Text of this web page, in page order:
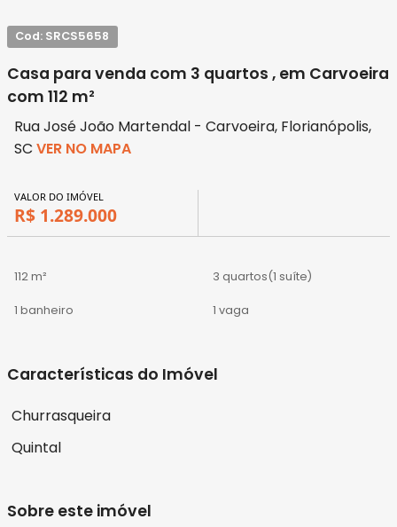
Cod: SRCS5658
Casa para venda com 3 quartos , em Carvoeira
com 112 m²
Rua José João Martendal - Carvoeira, Florianópolis,
SC VER NO MAPA
VALOR DO IMÓVEL
R$ 1.289.000
112 m² 3 quartos(1 suíte)
1 banheiro 1 vaga
Características do Imóvel
Churrasqueira
Quintal
Sobre este imóvel